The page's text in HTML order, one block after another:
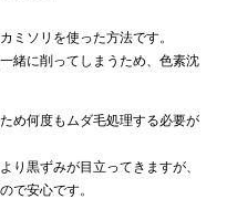
ミソリを使った方法です。
緒に削ってしまうため、色素沈
め何度もムダ毛処理する必要が
り黒ずみが目立ってきますが、
で安心です。